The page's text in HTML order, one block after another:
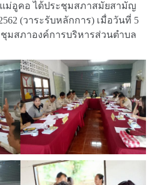
ม่อูคอ ได้ประชุมสภาสมัยสามัญ
(วาระรับหลักการ) เมื่อวันที่ 5
มสภาองค์การบริหารส่วนตำบล